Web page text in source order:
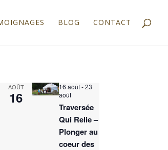
BLOG CONTACT
AOÛT
16
16 août-23
août
Traversée
Qui Relie –
Plonger au
coeur des